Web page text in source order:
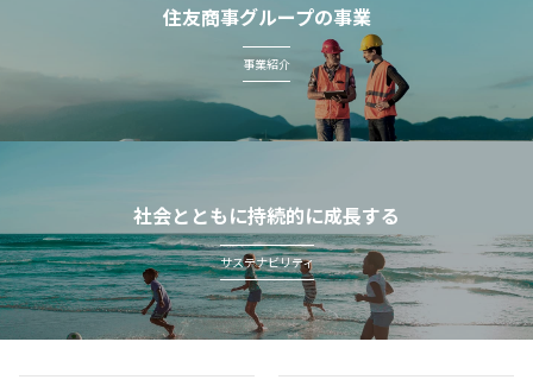
住友商事グループの事業
事業紹介
社会とともに持続的に成長する
サステナビリティ